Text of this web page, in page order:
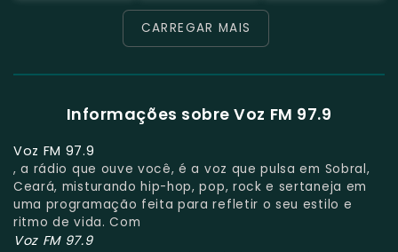
CARREGAR MAIS
Informações sobre Voz FM 97.9
Voz FM 97.9
, a rádio que ouve você, é a voz que pulsa em Sobral,
Ceará, misturando hip-hop, pop, rock e sertaneja em
uma programação feita para refletir o seu estilo e
ritmo de vida. Com
Voz FM 97.9